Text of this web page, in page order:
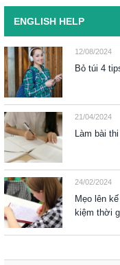
ENGLISH HELP
12/08/2024
Bỏ túi 4
21/04/2024
Làm bài
24/02/2024
Mẹo lên
kiệm thời